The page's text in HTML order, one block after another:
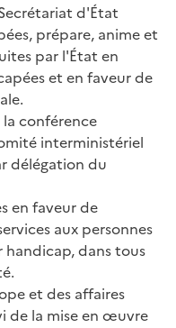
d'État
prépare, anime et
par l'État en
et en faveur de
conférence
interministériel
délégation du
en faveur de
aux personnes
handicap, dans tous
et des affaires
de la mise en œuvre